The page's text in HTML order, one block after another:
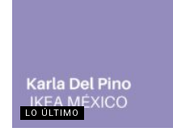
LO ÚLTIMO